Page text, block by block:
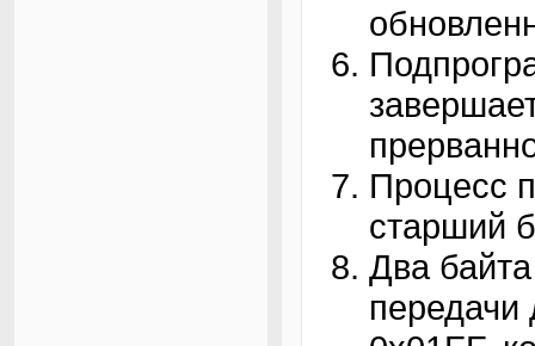
Процесс
старший
Два
передачи